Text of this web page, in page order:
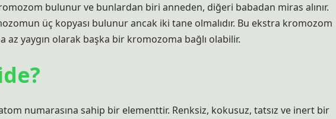
bulunur ve bunlardan biri anneden, diğeri babadan miras alınır.
üç kopyası bulunur ancak iki tane olmalıdır. Bu ekstra kromozom
az yaygın olarak başka bir kromozoma bağlı olabilir.
numarasına sahip bir elementtir. Renksiz, kokusuz, tatsız ve inert bir